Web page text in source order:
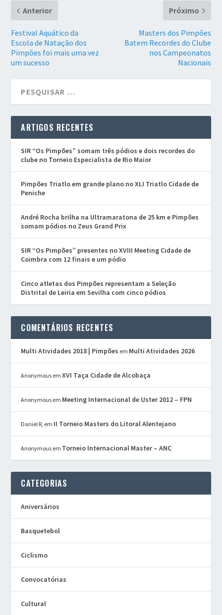
Anterior
Festival Aquático da
Escola de Natação dos
Pimpões foi mais uma vez
um sucesso
Próximo
Masters dos Pimpões
Batem Recordes do Clube
nos Campeonatos
Nacionais
ARTIGOS RECENTES
SIR “Os Pimpões” somam três pódios e dois recordes do
clube no Torneio Especialista de Rio Maior
Pimpões Triatlo em grande plano no XLI Triatlo Cidade de
Peniche
André Rocha brilha na Ultramaratona de 25 km e Pimpões
somam pódios no Zeus Grand Prix
SIR “Os Pimpões” presentes no XVIII Meeting Cidade de
Coimbra com 12 finais e um pódio
Cinco atletas dos Pimpões representam a Seleção
Distrital de Leiria em Sevilha com cinco pódios
COMENTÁRIOS RECENTES
Multi Atividades 2018 | Pimpões em Multi Atividades 2026
Anonymous emXVI Taça Cidade de Alcobaça
Anonymous em Meeting Internacional de Uster 2012 – FPN
Daniel R, em II Torneio Masters do Litoral Alentejano
Anonymous em Torneio Internacional Master – ANC
CATEGORIAS
Aniversários
Basquetebol
Ciclismo
Convocatórias
Cultural